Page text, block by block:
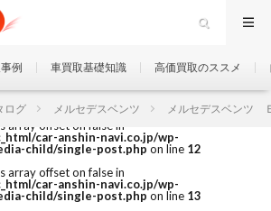
array offset on false in
car-anshin-navi.co.jp/wp-
child/single-post.php on line 12
array offset on false in
car-anshin-navi.co.jp/wp-
child/single-post.php on line 13
例 車買取基礎知識 高価買取のススメ
ログ メルセデスベンツ メルセデスベンツ